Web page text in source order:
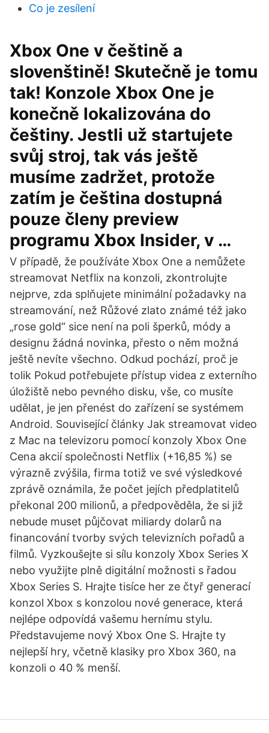
Co je zesílení
Xbox One v češtině a
slovenštině! Skutečně je tomu
tak! Konzole Xbox One je
konečně lokalizována do
češtiny. Jestli už startujete
svůj stroj, tak vás ještě
musíme zadržet, protože
zatím je čeština dostupná
pouze členy preview
programu Xbox Insider, v …
V případě, že používáte Xbox One a nemůžete
streamovat Netflix na konzoli, zkontrolujte
nejprve, zda splňujete minimální požadavky na
streamování, než Růžové zlato známé též jako
„rose gold“ sice není na poli šperků, módy a
designu žádná novinka, přesto o něm možná
ještě nevíte všechno. Odkud pochází, proč je
tolik Pokud potřebujete přístup videa z externího
úložiště nebo pevného disku, vše, co musíte
udělat, je jen přenést do zařízení se systémem
Android. Související články Jak streamovat video
z Mac na televizoru pomocí konzoly Xbox One
Cena akcií společnosti Netflix (+16,85 %) se
výrazně zvýšila, firma totiž ve své výsledkové
zprávě oznámila, že počet jejích předplatitelů
překonal 200 milionů, a předpověděla, že si již
nebude muset půjčovat miliardy dolarů na
financování tvorby svých televizních pořadů a
filmů. Vyzkoušejte si sílu konzoly Xbox Series X
nebo využijte plně digitální možnosti s řadou
Xbox Series S. Hrajte tisíce her ze čtyř generací
konzol Xbox s konzolou nové generace, která
nejlépe odpovídá vašemu hernímu stylu.
Představujeme nový Xbox One S. Hrajte ty
nejlepší hry, včetně klasiky pro Xbox 360, na
konzoli o 40 % menší.